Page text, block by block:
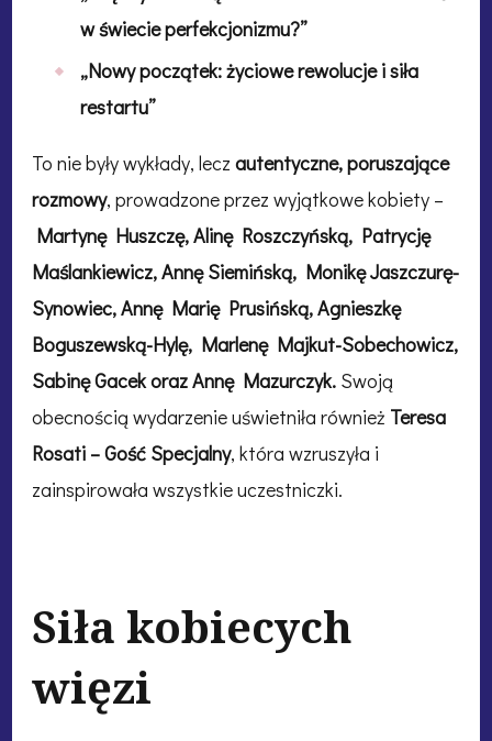
w świecie perfekcjonizmu?”
„Nowy początek: życiowe rewolucje i siła
restartu”
To nie były wykłady, lecz autentyczne, poruszające
rozmowy, prowadzone przez wyjątkowe kobiety –
Martynę Huszczę, Alinę Roszczyńską, Patrycję
Maślankiewicz, Annę Siemińską, Monikę Jaszczurę-
Synowiec, Annę Marię Prusińską, Agnieszkę
Boguszewską-Hylę, Marlenę Majkut-Sobechowicz,
Sabinę Gacek oraz Annę Mazurczyk. Swoją
obecnością wydarzenie uświetniła również Teresa
Rosati – Gość Specjalny, która wzruszyła i
zainspirowała wszystkie uczestniczki.
Siła kobiecych
więzi